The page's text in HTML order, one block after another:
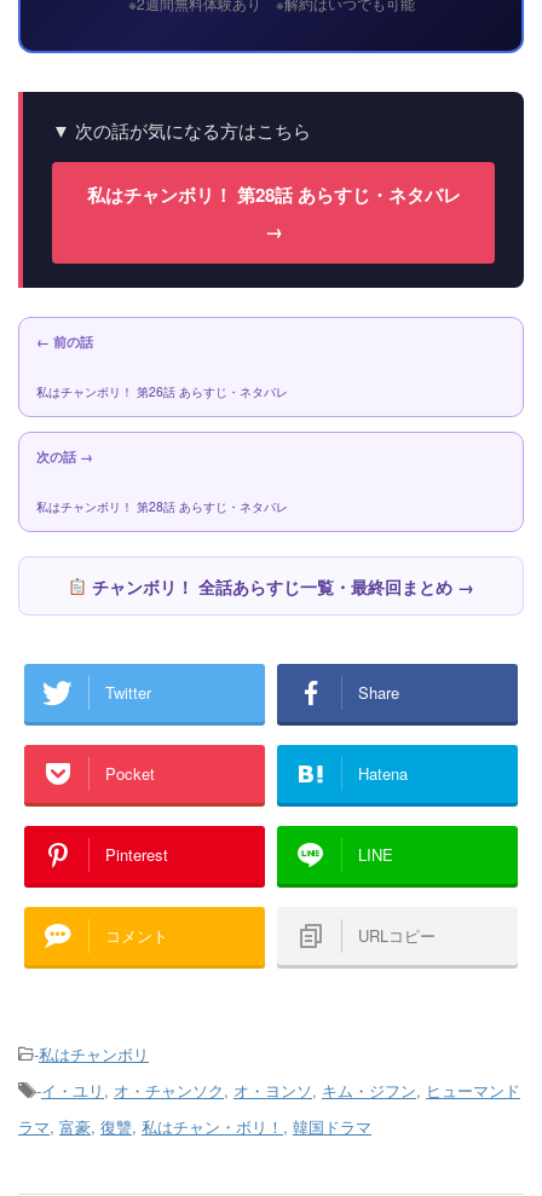
▼ 次の話が気になる方はこちら
私はチャンボリ！ 第28話 あらすじ・ネタバレ
→
← 前の話
私はチャンボリ！ 第26話 あらすじ・ネタバレ
次の話 →
私はチャンボリ！ 第28話 あらすじ・ネタバレ
チャンボリ！ 全話あらすじ一覧・最終回まとめ →
Twitter Share
Pocket Hatena
Pinterest LINE
コメント URLコピー
-私はチャンボリ
-イ・ユリ , オ・チャンソク, オ・ヨンソ, キム・ジフン, ヒューマンド
ラマ, 富豪, 復讐, 私はチャン・ボリ！ , 韓国ドラマ